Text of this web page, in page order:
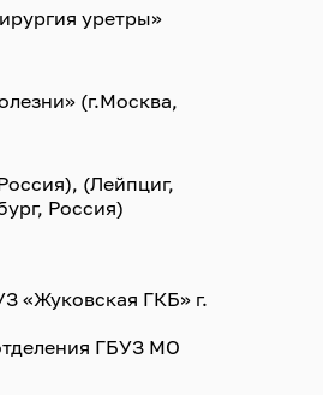
уретры»
(г.Москва,
(Лейпциг,
Россия)
«Жуковская ГКБ» г.
ГБУЗ МО